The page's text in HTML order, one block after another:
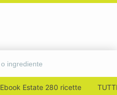
Ebook Estate 280 ricette